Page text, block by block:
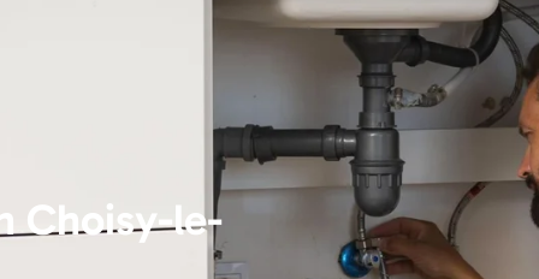
Choisy-le-